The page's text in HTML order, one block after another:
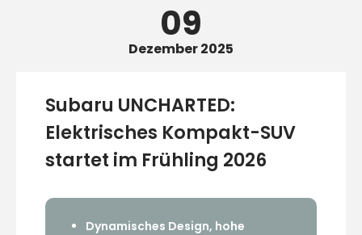
09
Dezember 2025
Subaru UNCHARTED:
Elektrisches Kompakt-SUV
startet im Frühling 2026
Dynamisches Design, hohe